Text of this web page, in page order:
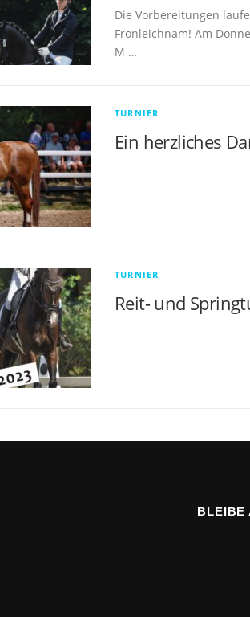
Die Vorbereitungen
Fronleichnam! Am
M …
TURNIER
Ein herzliches
TURNIER
Reit- und
BLEIBE